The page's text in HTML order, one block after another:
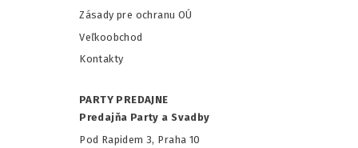
Zásady pre ochranu OÚ
Veľkoobchod
Kontakty
PARTY PREDAJNE
Predajňa Party a Svadby
Pod Rapidem 3, Praha 10